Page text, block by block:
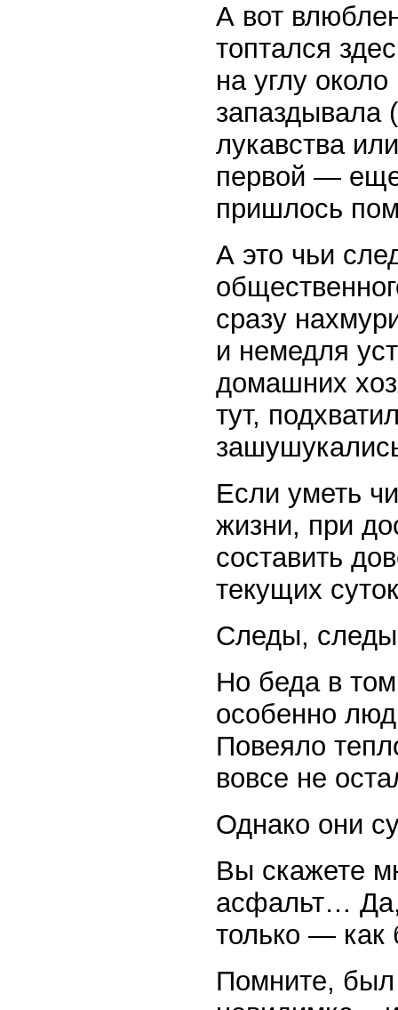
А вот
топтался
на углу
запаздывала
лукавства
первой — еще
пришлось
А это чьи
сразу
и немедля
домашних
тут,
Если уметь
жизни, при
составить
текущих
Следы,
Но беда в
особенно
Повеяло
вовсе не
Однако они
Вы скажете
асфальт… Да,
только — как
Помните,